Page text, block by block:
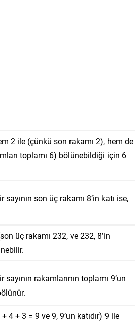
2 ile (çünkü son rakamı 2), hem de
toplamı 6) bölünebildiği için 6
sayının son üç rakamı 8’in katı ise,
üç rakamı 232, ve 232, 8’in
sayının rakamlarının toplamı 9’un
4 + 3 = 9 ve 9, 9’un katıdır) 9 ile